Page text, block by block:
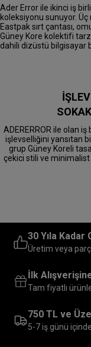
Ader Error ile ikinci iş
koleksiyonu sunuyor.
Eastpak sırt çantası,
Güney Kore kolektifi
dahili dizüstü bilgisayar
ADERERROR ile olan
işlevselliğini yansıtan
grup Güney Koreli
çekici stili ve minimalist
30 Yıla Kadar
Üretim veya
İlk
Tam fiyatlı
750 TL ve
5-7 iş günü